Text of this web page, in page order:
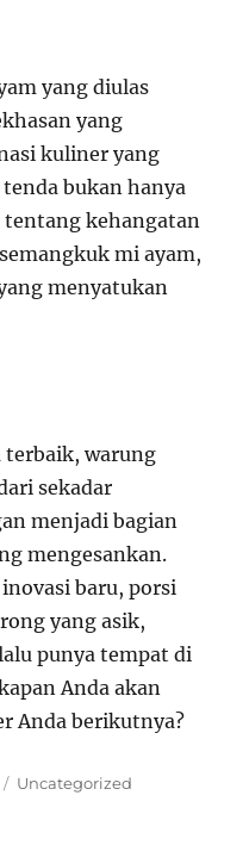
yang diulas
yang
kuliner yang
bukan hanya
tentang kehangatan
mi ayam,
menyatukan
terbaik, warung
sekadar
menjadi bagian
mengesankan.
baru, porsi
yang asik,
punya tempat di
Anda akan
Anda berikutnya?
Categories
Uncategorized